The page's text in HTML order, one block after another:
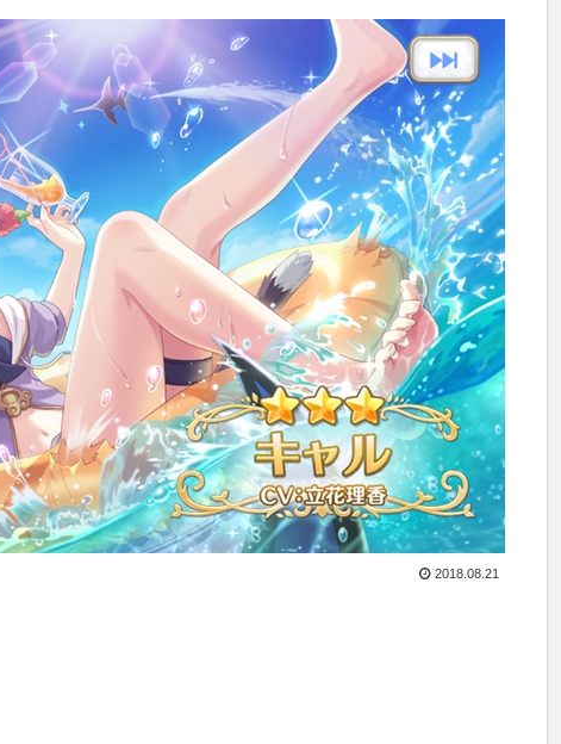
2018.08.21